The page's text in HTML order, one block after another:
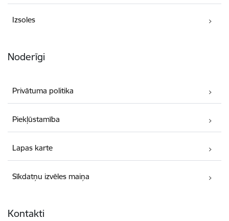
Izsoles
Noderīgi
Privātuma politika
Piekļūstamība
Lapas karte
Sīkdatņu izvēles maiņa
Kontakti